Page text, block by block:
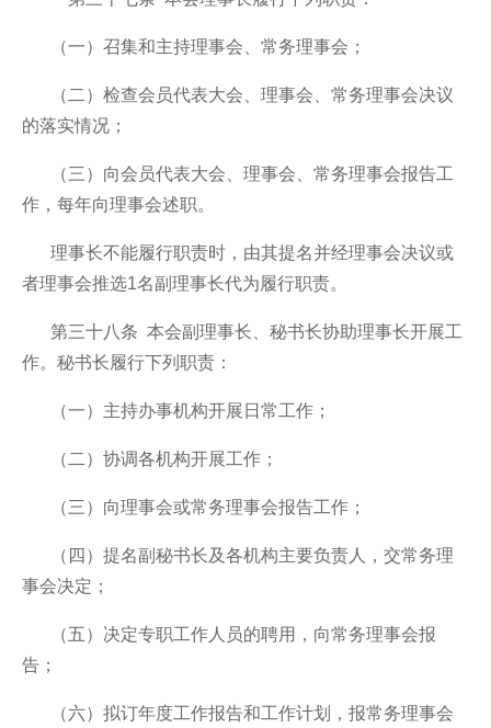
（一）召集和主持理事会、常务理事会；
（二）检查会员代表大会、理事会、常务理事会决议
的落实情况；
（三）向会员代表大会、理事会、常务理事会报告工
作，每年向理事会述职。
理事长不能履行职责时，由其提名并经理事会决议或
者理事会推选1名副理事长代为履行职责。
第三十八条 本会副理事长、秘书长协助理事长开展工
作。秘书长履行下列职责：
（一）主持办事机构开展日常工作；
（二）协调各机构开展工作；
（三）向理事会或常务理事会报告工作；
（四）提名副秘书长及各机构主要负责人，交常务理
事会决定；
（五）决定专职工作人员的聘用，向常务理事会报
告；
（六）拟订年度工作报告和工作计划，报常务理事会